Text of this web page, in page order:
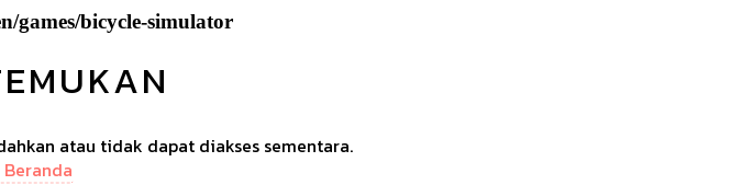
games/bicycle-simulator
atau tidak dapat diakses sementara.